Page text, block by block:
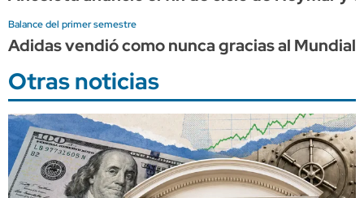
Balance del primer semestre
Adidas vendió como nunca gracias al
Otras noticias